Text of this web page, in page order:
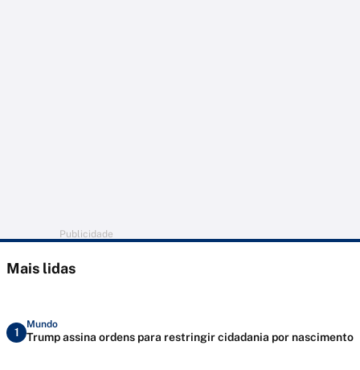
Publicidade
Mais lidas
1
Mundo
Trump assina ordens para restringir cidadania por nascimento